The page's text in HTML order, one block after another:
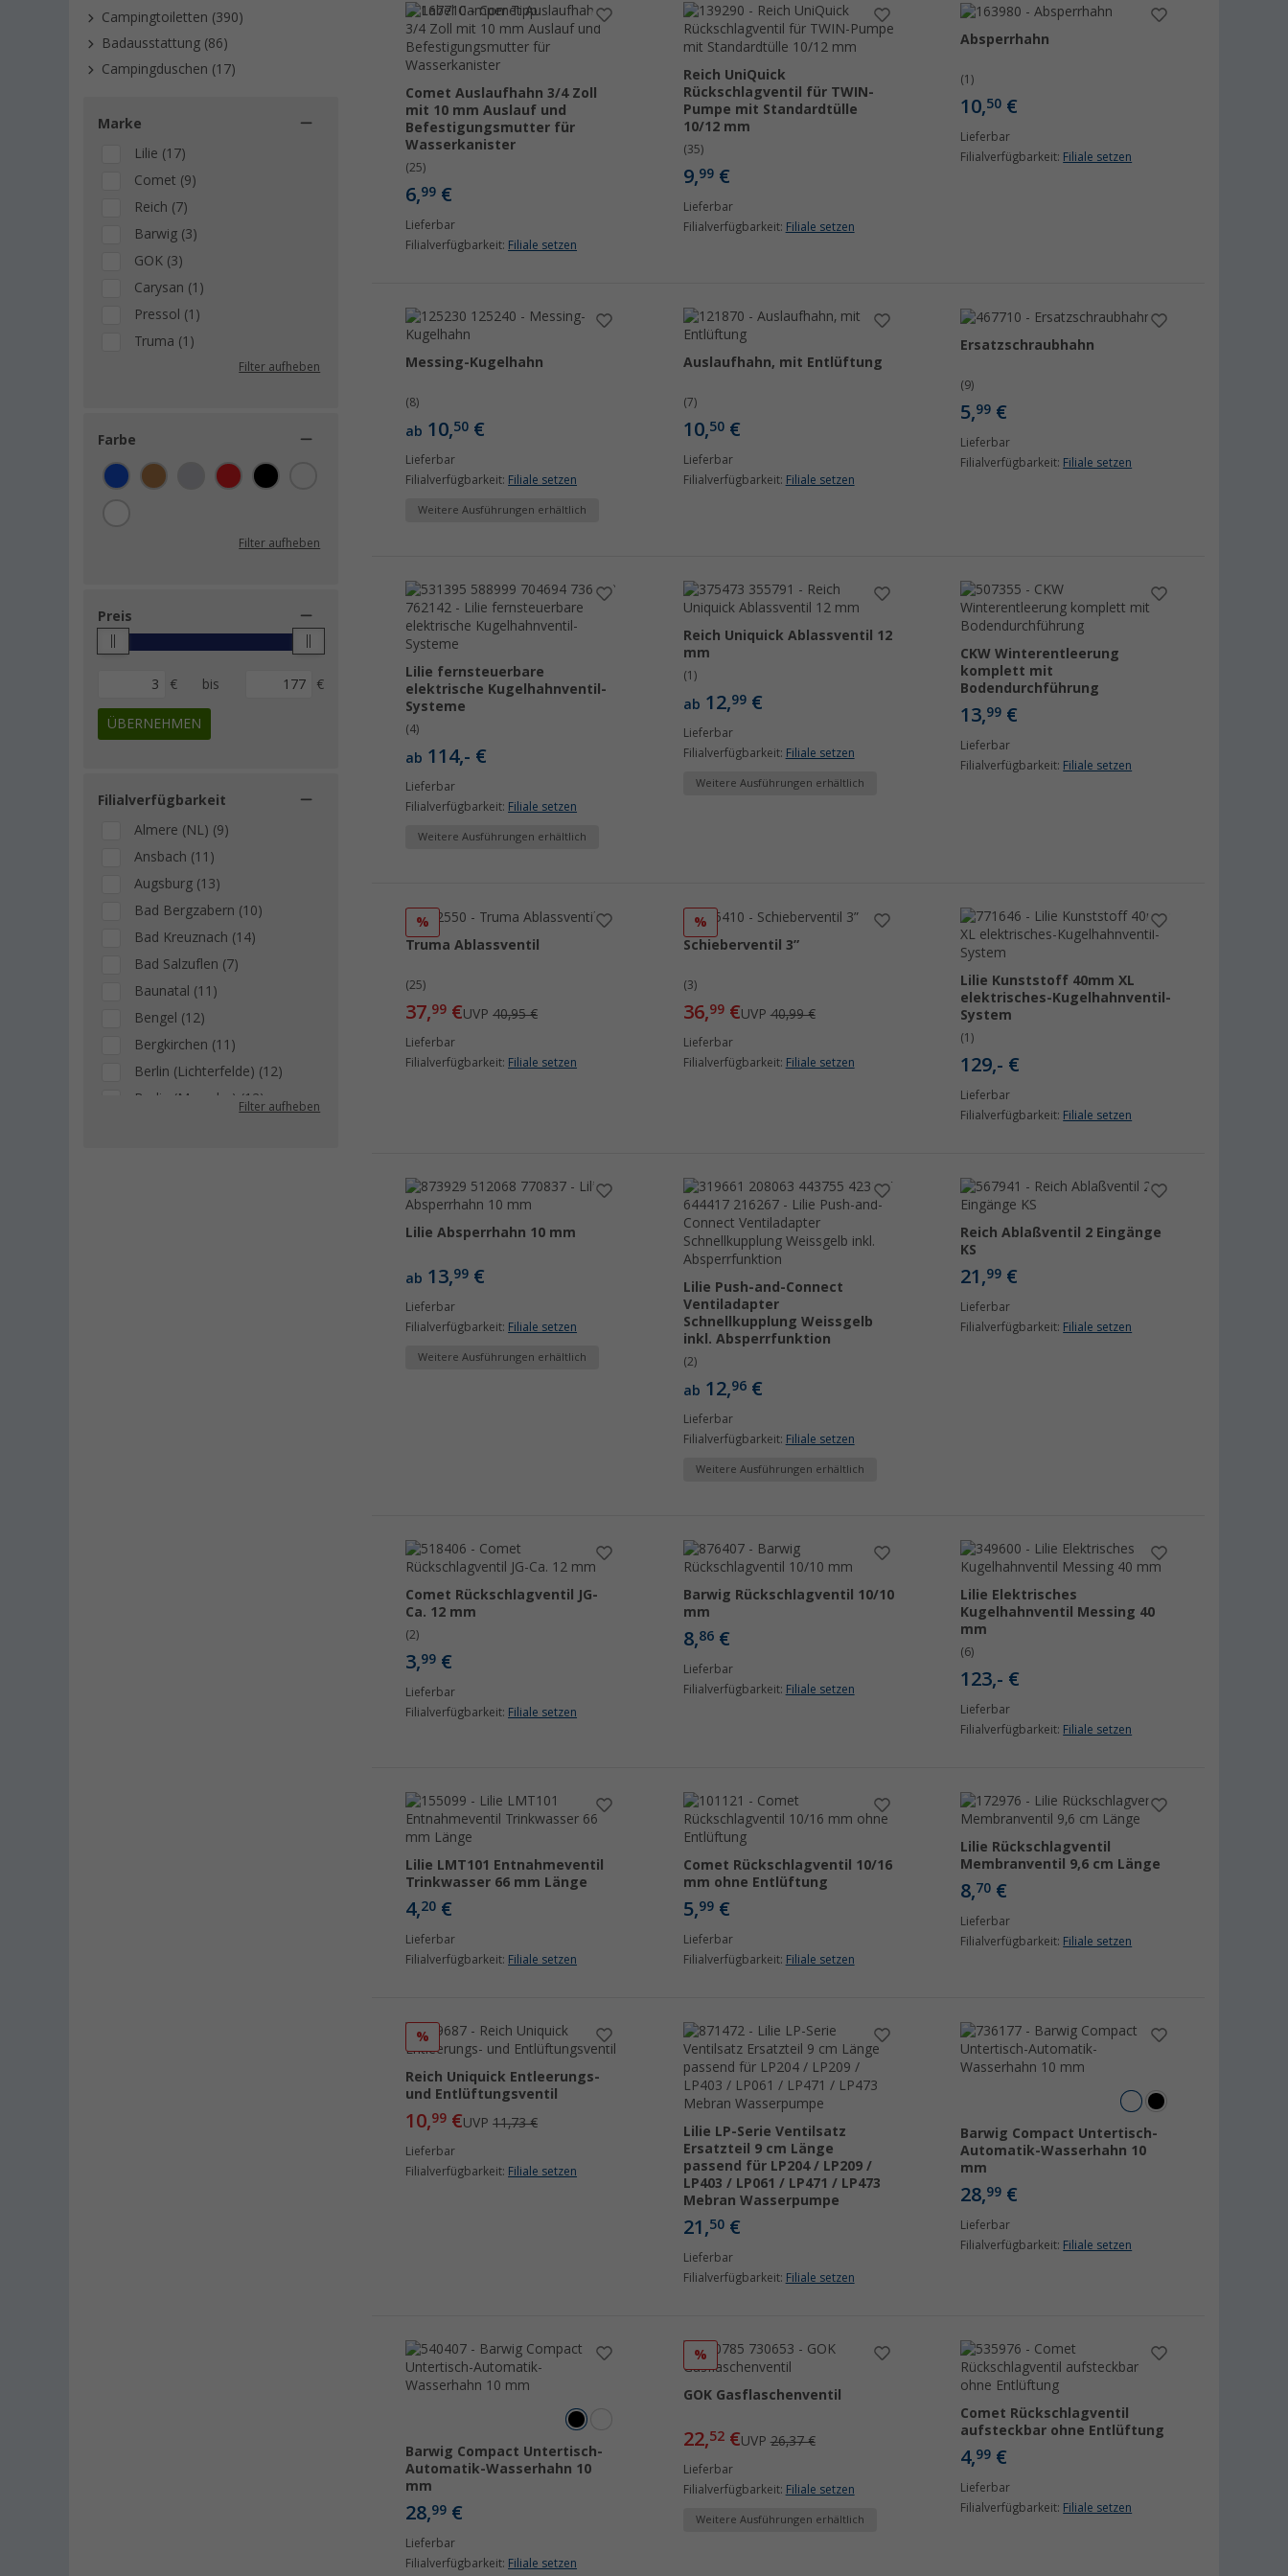
Campingtoiletten (390)
Badausstattung (86)
Campingduschen (17)
Marke
Lilie (17)
Comet (9)
Reich (7)
Barwig (3)
GOK (3)
Carysan (1)
Pressol (1)
Truma (1)
Filter aufheben
Farbe
Filter aufheben
Preis
€ bis €
ÜBERNEHMEN
Filialverfügbarkeit
Almere (NL) (9)
Ansbach (11)
Augsburg (13)
Bad Bergzabern (10)
Bad Kreuznach (14)
Bad Salzuflen (7)
Baunatal (11)
Bengel (12)
Bergkirchen (11)
Berlin (Lichterfelde) (12)
Berlin (Marzahn) (12)
Filter aufheben
Comet Auslaufhahn 3/4 Zoll
mit 10 mm Auslauf und
Befestigungsmutter für
Wasserkanister
(25)
6,99 €
Lieferbar
Filialverfügbarkeit: Filiale setzen
Reich UniQuick
Rückschlagventil für TWIN-
Pumpe mit Standardtülle
10/12 mm
(35)
9,99€
Lieferbar
Filialverfügbarkeit: Filiale setzen
Absperrhahn
(1)
10,50 €
Lieferbar
Filialverfügbarkeit: Filiale setzen
Messing-Kugelhahn
(8)
ab 10,50 €
Lieferbar
Filialverfügbarkeit: Filiale setzen
Weitere Ausführungen erhältlich
Auslaufhahn, mit Entlüftung
(7)
10,50€
Lieferbar
Filialverfügbarkeit: Filiale setzen
Ersatzschraubhahn
(9)
5,99 €
Lieferbar
Filialverfügbarkeit: Filiale setzen
Lilie fernsteuerbare
elektrische Kugelhahnventil-
Systeme
(4)
ab 114,- €
Lieferbar
Filialverfügbarkeit: Filiale setzen
Weitere Ausführungen erhältlich
Reich Uniquick Ablassventil 12
mm
(1)
ab 12,99€
Lieferbar
Filialverfügbarkeit: Filiale setzen
Weitere Ausführungen erhältlich
CKW Winterentleerung
komplett mit
Bodendurchführung
13,99 €
Lieferbar
Filialverfügbarkeit: Filiale setzen
%
Truma Ablassventil
(25)
37,99 €UVP40,95 €
Lieferbar
Filialverfügbarkeit: Filiale setzen
%
Schieberventil 3”
(3)
36,99€UVP40,99 €
Lieferbar
Filialverfügbarkeit: Filiale setzen
Lilie Kunststoff 40mm XL
elektrisches-Kugelhahnventil-
System
(1)
129,- €
Lieferbar
Filialverfügbarkeit: Filiale setzen
Lilie Absperrhahn 10 mm
ab 13,99 €
Lieferbar
Filialverfügbarkeit: Filiale setzen
Weitere Ausführungen erhältlich
Lilie Push-and-Connect
Ventiladapter
Schnellkupplung Weissgelb
inkl. Absperrfunktion
(2)
ab 12,96€
Lieferbar
Filialverfügbarkeit: Filiale setzen
Weitere Ausführungen erhältlich
Reich Ablaßventil 2 Eingänge
KS
21,99 €
Lieferbar
Filialverfügbarkeit: Filiale setzen
Comet Rückschlagventil JG-
Ca. 12 mm
(2)
3,99 €
Lieferbar
Filialverfügbarkeit: Filiale setzen
Barwig Rückschlagventil 10/10
mm
8,86€
Lieferbar
Filialverfügbarkeit: Filiale setzen
Lilie Elektrisches
Kugelhahnventil Messing 40
mm
(6)
123,- €
Lieferbar
Filialverfügbarkeit: Filiale setzen
Lilie LMT101 Entnahmeventil
Trinkwasser 66 mm Länge
4,20 €
Lieferbar
Filialverfügbarkeit: Filiale setzen
Comet Rückschlagventil 10/16
mm ohne Entlüftung
5,99€
Lieferbar
Filialverfügbarkeit: Filiale setzen
Lilie Rückschlagventil
Membranventil 9,6 cm Länge
8,70 €
Lieferbar
Filialverfügbarkeit: Filiale setzen
%
Reich Uniquick Entleerungs-
und Entlüftungsventil
10,99 €UVP11,73 €
Lieferbar
Filialverfügbarkeit: Filiale setzen
Lilie LP-Serie Ventilsatz
Ersatzteil 9 cm Länge
passend für LP204 / LP209 /
LP403 / LP061 / LP471 / LP473
Mebran Wasserpumpe
21,50€
Lieferbar
Filialverfügbarkeit: Filiale setzen
Barwig Compact Untertisch-
Automatik-Wasserhahn 10
mm
28,99 €
Lieferbar
Filialverfügbarkeit: Filiale setzen
Barwig Compact Untertisch-
Automatik-Wasserhahn 10
mm
28,99 €
Lieferbar
Filialverfügbarkeit: Filiale setzen
%
GOK Gasflaschenventil
22,52€UVP26,37 €
Lieferbar
Filialverfügbarkeit: Filiale setzen
Weitere Ausführungen erhältlich
Comet Rückschlagventil
aufsteckbar ohne Entlüftung
4,99 €
Lieferbar
Filialverfügbarkeit: Filiale setzen